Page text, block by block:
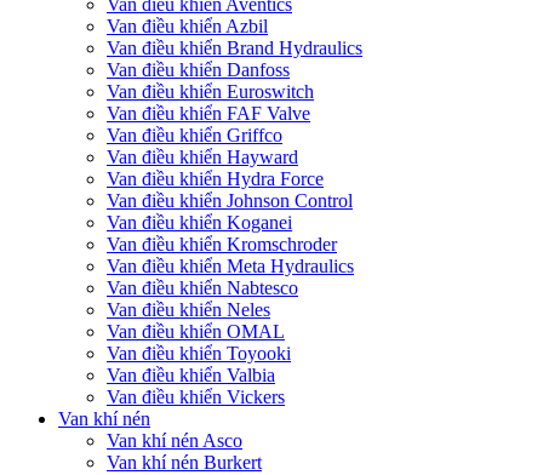
Van điều khiển Aventics
Van điều khiển Azbil
Van điều khiển Brand Hydraulics
Van điều khiển Danfoss
Van điều khiển Euroswitch
Van điều khiển FAF Valve
Van điều khiển Griffco
Van điều khiển Hayward
Van điều khiển Hydra Force
Van điều khiển Johnson Control
Van điều khiển Koganei
Van điều khiển Kromschroder
Van điều khiển Meta Hydraulics
Van điều khiển Nabtesco
Van điều khiển Neles
Van điều khiển OMAL
Van điều khiển Toyooki
Van điều khiển Valbia
Van điều khiển Vickers
Van khí nén
Van khí nén Asco
Van khí nén Burkert